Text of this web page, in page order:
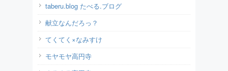
taberu.blog たべる.ブログ
献立なんだろっ？
てくてく×なみすけ
モヤモヤ高円寺